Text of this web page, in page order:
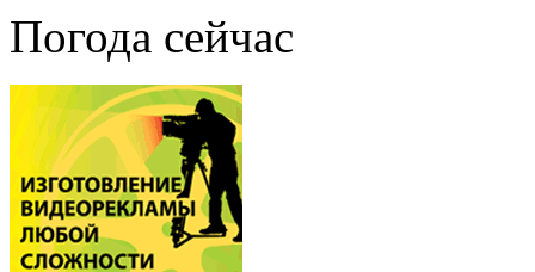
Погода сейчас